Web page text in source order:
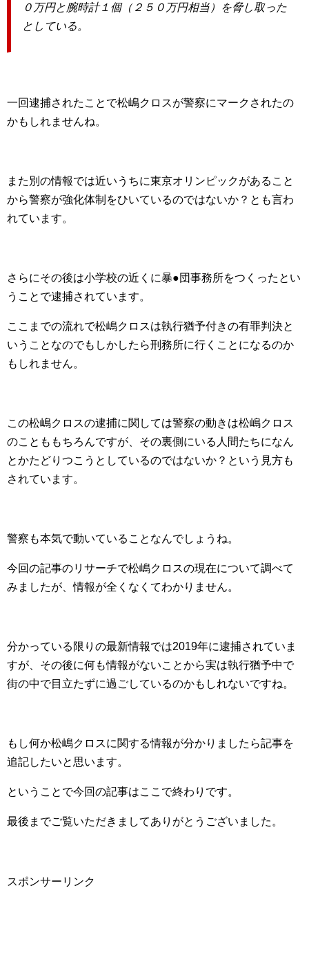
０万円と腕時計１個（２５０万円相当）を脅し取った
としている。
一回逮捕されたことで松嶋クロスが警察にマークされたの
かもしれませんね。
また別の情報では近いうちに東京オリンピックがあること
から警察が強化体制をひいているのではないか？とも言わ
れています。
さらにその後は小学校の近くに暴●団事務所をつくったとい
うことで逮捕されています。
ここまでの流れで松嶋クロスは執行猶予付きの有罪判決と
いうことなのでもしかしたら刑務所に行くことになるのか
もしれません。
この松嶋クロスの逮捕に関しては警察の動きは松嶋クロス
のことももちろんですが、その裏側にいる人間たちになん
とかたどりつこうとしているのではないか？という見方も
されています。
警察も本気で動いていることなんでしょうね。
今回の記事のリサーチで松嶋クロスの現在について調べて
みましたが、情報が全くなくてわかりません。
分かっている限りの最新情報では2019年に逮捕されていま
すが、その後に何も情報がないことから実は執行猶予中で
街の中で目立たずに過ごしているのかもしれないですね。
もし何か松嶋クロスに関する情報が分かりましたら記事を
追記したいと思います。
ということで今回の記事はここで終わりです。
最後までご覧いただきましてありがとうございました。
スポンサーリンク